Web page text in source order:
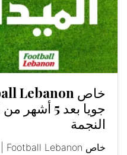
جويا بعد 5
النجمة